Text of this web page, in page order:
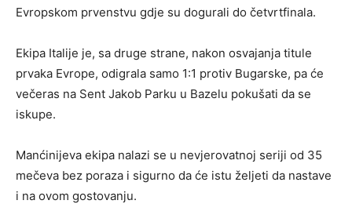
Evropskom prvenstvu gdje su dogurali do četvrtfinala.
Ekipa Italije je, sa druge strane, nakon osvajanja titule
prvaka Evrope, odigrala samo 1:1 protiv Bugarske, pa će
večeras na Sent Jakob Parku u Bazelu pokušati da se
iskupe.
Manćinijeva ekipa nalazi se u nevjerovatnoj seriji od 35
mečeva bez poraza i sigurno da će istu željeti da nastave
i na ovom gostovanju.